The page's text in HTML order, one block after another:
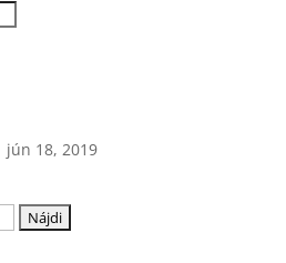
jún 18, 2019